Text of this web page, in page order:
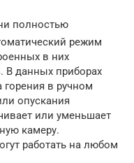
полностью
режим
в них
В данных приборах
горения в ручном
опускания
или уменьшает
камеру.
работать на любом